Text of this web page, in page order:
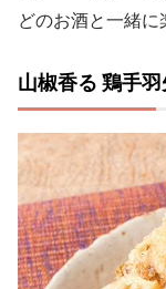
どのお酒と一緒に
山椒香る 鶏手